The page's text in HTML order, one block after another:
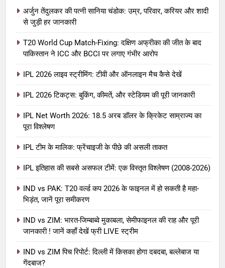
अर्जुन तेंदुलकर की पत्नी सानिया चंडोक: उम्र, परिवार, करियर और शादी
से जुड़ी हर जानकारी
T20 World Cup Match-Fixing: दक्षिण अफ्रीका की जीत के बाद
पाकिस्तान ने ICC और BCCI पर लगाए गंभीर आरोप
IPL 2026 लाइव स्ट्रीमिंग: टीवी और ऑनलाइन मैच कैसे देखें
IPL 2026 टिकट्स: बुकिंग, कीमतें, और स्टेडियम की पूरी जानकारी
IPL Net Worth 2026: 18.5 अरब डॉलर के क्रिकेट साम्राज्य का
पूरा विश्लेषण
IPL टीम के मालिक: फ्रेंचाइजी के पीछे की असली ताकत
IPL इतिहास की सबसे असफल टीमें: एक विस्तृत विश्लेषण (2008-2026)
IND vs PAK: T20 वर्ल्ड कप 2026 के फाइनल में हो सकती है महा-
भिड़ंत, जानें पूरा समीकरण
IND vs ZIM: भारत-जिम्बाब्वे मुकाबला, सेमीफाइनल की राह और पूरी
जानकारी ! जानें कहाँ देखें फ्री LIVE स्ट्रीम
IND vs ZIM पिच रिपोर्ट: दिल्ली में किसका होगा दबदबा, बल्लेबाज या
गेंदबाज?
IPL Net Worth 2026: 18.5 अरब डॉलर
आईपीएल 2026 क्रिकेट
IPL टीम के मालिक: फ्रेंचाइजी के पीछे की
असली ताकत
आईपीएल 2026 क्रिकेट
IPL इतिहास की सबसे असफल टीमें: एक